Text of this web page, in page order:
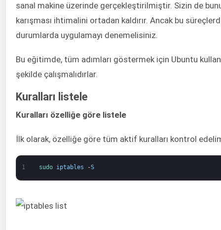
sanal makine üzerinde gerçekleştirilmiştir. Sizin de
karışması ihtimalini ortadan kaldırır. Ancak bu
durumlarda uygulamayı denemelisiniz.
Bu eğitimde, tüm adımları göstermek için Ubuntu
şekilde çalışmalıdırlar.
Kuralları listele
Kuralları özelliğe göre listele
İlk olarak, özelliğe göre tüm aktif kuralları kontrol
1 sudo iptables -S